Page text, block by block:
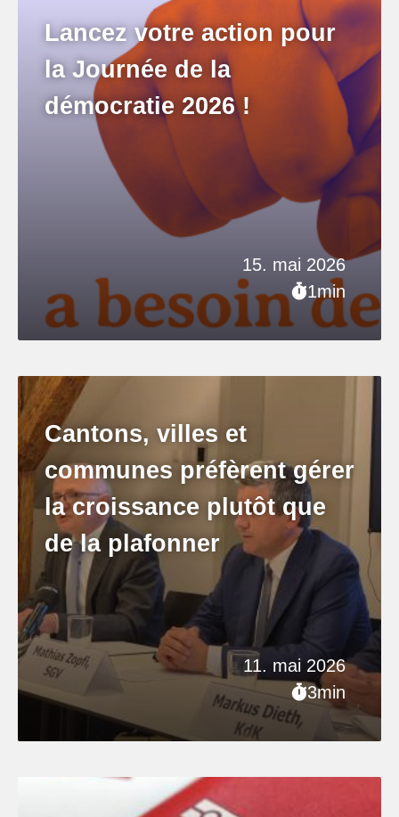
15. mai 2026
1min
Lancez votre action pour
la Journée de la
démocratie 2026 !
11. mai 2026
3min
Cantons, villes et
communes préfèrent gérer
la croissance plutôt que
de la plafonner